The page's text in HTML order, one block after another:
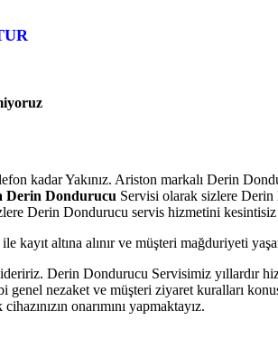
kadar Yakınız. Ariston markalı Derin
Derin Dondurucu Servisi olarak sizlere
Derin Dondurucu servis hizmetini kesintisiz
kayıt altına alınır ve müşteri mağduriyeti
Derin Dondurucu Servisimiz yıllardır
genel nezaket ve müşteri ziyaret kuralları
onarımını yapmaktayız.